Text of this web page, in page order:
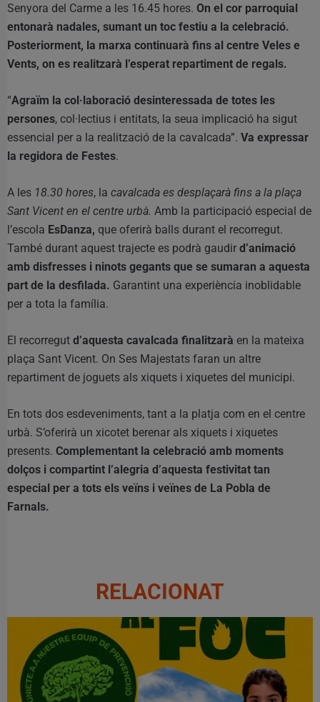
Senyora del Carme a les 16.45 hores. On el cor parroquial
entonarà nadales, sumant un toc festiu a la celebració.
Posteriorment, la marxa continuarà fins al centre Veles e
Vents, on es realitzarà l’esperat repartiment de regals.
“Agraïm la col·laboració desinteressada de totes les
persones, col·lectius i entitats, la seua implicació ha sigut
essencial per a la realització de la cavalcada”. Va expressar
la regidora de Festes.
A les 18.30 hores, la cavalcada es desplaçarà fins a la plaça
Sant Vicent en el centre urbà. Amb la participació especial de
l’escola EsDanza, que oferirà balls durant el recorregut.
També durant aquest trajecte es podrà gaudir d’animació
amb disfresses i ninots gegants que se sumaran a aquesta
part de la desfilada. Garantint una experiència inoblidable
per a tota la família.
El recorregut d’aquesta cavalcada finalitzarà en la mateixa
plaça Sant Vicent. On Ses Majestats faran un altre
repartiment de joguets als xiquets i xiquetes del municipi.
En tots dos esdeveniments, tant a la platja com en el centre
urbà. S’oferirà un xicotet berenar als xiquets i xiquetes
presents. Complementant la celebració amb moments
dolços i compartint l’alegria d’aquesta festivitat tan
especial per a tots els veïns i veïnes de La Pobla de
Farnals.
RELACIONAT